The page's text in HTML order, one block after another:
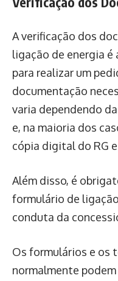
A verificação dos
ligação de energia
para realizar um
documentação
varia dependendo
e, na maioria dos
cópia digital do RG
Além disso, é
formulário de
conduta da
Os formulários e os
normalmente